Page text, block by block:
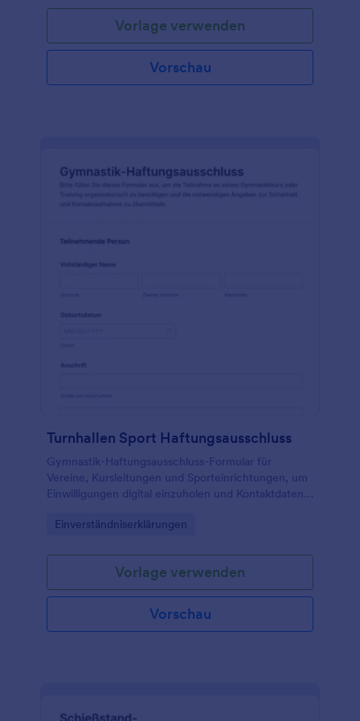
Vorlage verwenden
Vorschau
Turnhallen Sport Haftungsausschluss
Gymnastik-Haftungsausschluss-Formular für
Vereine, Kursleitungen und Sporteinrichtungen, um
Einwilligungen digital einzuholen und Kontaktdaten
sammeln und auszuwerten.
Go to Category:
Einverständniserklärungen
Vorlage verwenden
Vorschau